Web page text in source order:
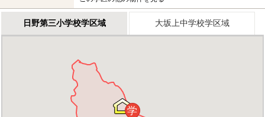
日野第三小学校学区域 大坂上中学校学区域
学